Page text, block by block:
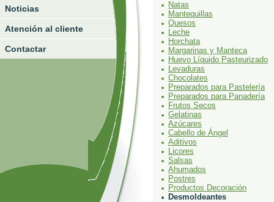
Noticias
Atención al cliente
Contactar
Natas
Mantequillas
Quesos
Leche
Horchata
Margarinas y Manteca
Huevo Líquido Pasteurizado
Levaduras
Chocolates
Preparados para Pastelería
Preparados para Panadería
Frutos Secos
Gelatinas
Azúcares
Cabello de Ángel
Aditivos
Licores
Salsas
Ahumados
Postres
Productos Decoración
Desmoldeantes